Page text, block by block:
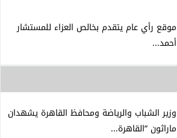
موقع رأي عام يتقدم بخالص العزاء للمستشار
أحمد...
وزير الشباب والرياضة ومحافظ القاهرة يشهدان
ماراثون “القاهرة...